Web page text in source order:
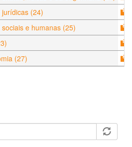
(24)
e humanas (25)
(27)